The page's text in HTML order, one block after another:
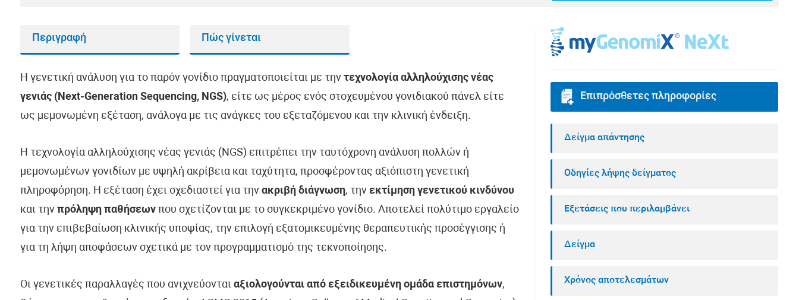
Περιγραφή Πώς γίνεται
Η γενετική ανάλυση για το παρόν γονίδιο πραγματοποιείται με την τεχνολογία αλληλούχισης νέας
γενιάς (Next-Generation Sequencing, NGS), είτε ως μέρος ενός στοχευμένου γονιδιακού πάνελ είτε
ως μεμονωμένη εξέταση, ανάλογα με τις ανάγκες του εξεταζόμενου και την κλινική ένδειξη.
Η τεχνολογία αλληλούχισης νέας γενιάς (NGS) επιτρέπει την ταυτόχρονη ανάλυση πολλών ή
μεμονωμένων γονιδίων με υψηλή ακρίβεια και ταχύτητα, προσφέροντας αξιόπιστη γενετική
πληροφόρηση. Η εξέταση έχει σχεδιαστεί για την ακριβή διάγνωση, την εκτίμηση γενετικού κινδύνου
και την πρόληψη παθήσεωνπου σχετίζονται με το συγκεκριμένο γονίδιο. Αποτελεί πολύτιμο εργαλείο
για την επιβεβαίωση κλινικής υποψίας, την επιλογή εξατομικευμένης θεραπευτικής προσέγγισης ή
για τη λήψη αποφάσεων σχετικά με τον προγραμματισμό της τεκνοποίησης.
Οι γενετικές παραλλαγές που ανιχνεύονται αξιολογούνται από εξειδικευμένη ομάδα επιστημόνων,
Επιπρόσθετες πληροφορίες
Δείγμα απάντησης
Οδηγίες λήψης δείγματος
Εξετάσεις που περιλαμβάνει
Δείγμα
Χρόνος αποτελεσμάτων